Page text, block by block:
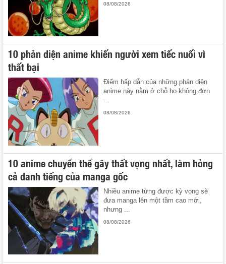
08/08/2026
10 phản diện anime khiến người xem tiếc nuối vì
thất bại
Điểm hấp dẫn của những phản diện
anime này nằm ở chỗ họ không đơn
...
08/08/2026
10 anime chuyển thể gây thất vọng nhất, làm hỏng
cả danh tiếng của manga gốc
Nhiều anime từng được kỳ vọng sẽ
đưa manga lên một tầm cao mới,
nhưng ...
08/08/2026